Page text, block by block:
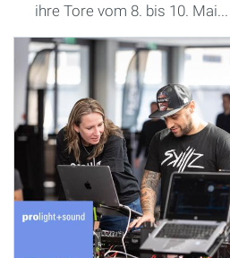
ihre Tore vom 8. bis 10. Mai...